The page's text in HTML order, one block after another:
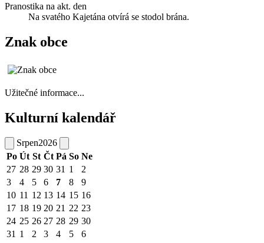
Pranostika na akt. den
Na svatého Kajetána otvírá se stodol brána.
Znak obce
Užitečné informace...
Kulturní kalendář
Srpen2026
Po Út St Čt Pá So Ne
27 28 29 30 31 1
2
3
4 5 6 7 8
9
10 11 12 13 14 15 16
17 18 19 20 21 22 23
24 25 26 27 28 29 30
31 1 2 3 4 5 6